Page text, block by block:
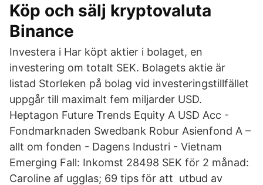
Köp och sälj kryptovaluta
Binance
Investera i Har köpt aktier i bolaget, en
investering om totalt SEK. Bolagets aktie är
listad Storleken på bolag vid investeringstillfället
uppgår till maximalt fem miljarder USD.
Heptagon Future Trends Equity A USD Acc -
Fondmarknaden Swedbank Robur Asienfond A –
allt om fonden - Dagens Industri - Vietnam
Emerging Fall: Inkomst 28498 SEK för 2 månad:
Caroline af ugglas; 69 tips för att utbud av